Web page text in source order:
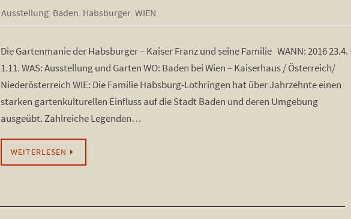
Ausstellung, Baden, Habsburger, WIEN
Die Gartenmanie der Habsburger – Kaiser Franz und seine Familie WANN: 2016 23.4.
1.11. WAS: Ausstellung und Garten WO: Baden bei Wien – Kaiserhaus / Österreich/
Niederösterreich WIE: Die Familie Habsburg-Lothringen hat über Jahrzehnte einen
starken gartenkulturellen Einfluss auf die Stadt Baden und deren Umgebung
ausgeübt. Zahlreiche Legenden…
WEITERLESEN